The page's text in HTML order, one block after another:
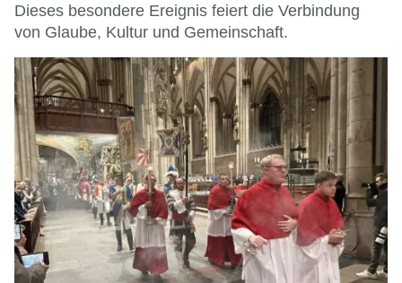
Dieses besondere Ereignis feiert die Verbindung
von Glaube, Kultur und Gemeinschaft.